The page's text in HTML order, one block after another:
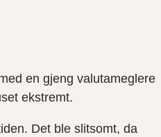
en gjeng valutameglere
ekstremt.
Det ble slitsomt, da